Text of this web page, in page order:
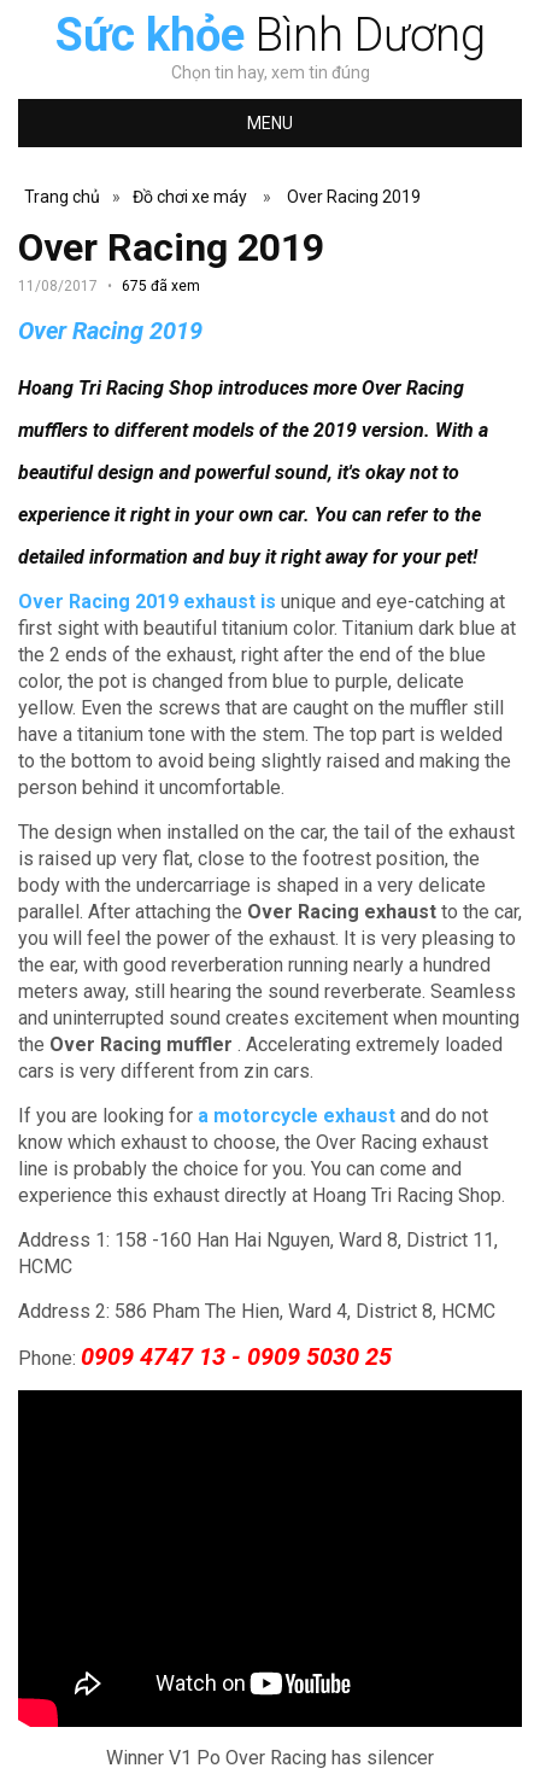
Sức khỏeBình Dương
Chọn tin hay, xem tin đúng
MENU
Trang chủ » Đồ chơi xe máy » Over Racing 2019
Over Racing 2019
11/08/2017 675 đã xem
Over Racing 2019
Hoang Tri Racing Shop introduces more Over Racing
mufflers to different models of the 2019 version. With a
beautiful design and powerful sound, it's okay not to
experience it right in your own car. You can refer to the
detailed information and buy it right away for your pet!
Over Racing 2019 exhaust is unique and eye-catching at
first sight with beautiful titanium color. Titanium dark blue at
the 2 ends of the exhaust, right after the end of the blue
color, the pot is changed from blue to purple, delicate
yellow. Even the screws that are caught on the muffler still
have a titanium tone with the stem. The top part is welded
to the bottom to avoid being slightly raised and making the
person behind it uncomfortable.
The design when installed on the car, the tail of the exhaust
is raised up very flat, close to the footrest position, the
body with the undercarriage is shaped in a very delicate
parallel. After attaching the Over Racing exhaust to the car,
you will feel the power of the exhaust. It is very pleasing to
the ear, with good reverberation running nearly a hundred
meters away, still hearing the sound reverberate. Seamless
and uninterrupted sound creates excitement when mounting
the Over Racing muffler . Accelerating extremely loaded
cars is very different from zin cars.
If you are looking for a motorcycle exhaust and do not
know which exhaust to choose, the Over Racing exhaust
line is probably the choice for you. You can come and
experience this exhaust directly at Hoang Tri Racing Shop.
Address 1: 158 -160 Han Hai Nguyen, Ward 8, District 11,
HCMC
Address 2: 586 Pham The Hien, Ward 4, District 8, HCMC
Phone: 0909 4747 13 - 0909 5030 25
Winner V1 Po Over Racing has silencer